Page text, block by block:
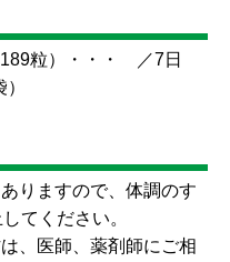
粒）・・・ ／7日
りますので、体調のす
てください。
、医師、薬剤師にご相